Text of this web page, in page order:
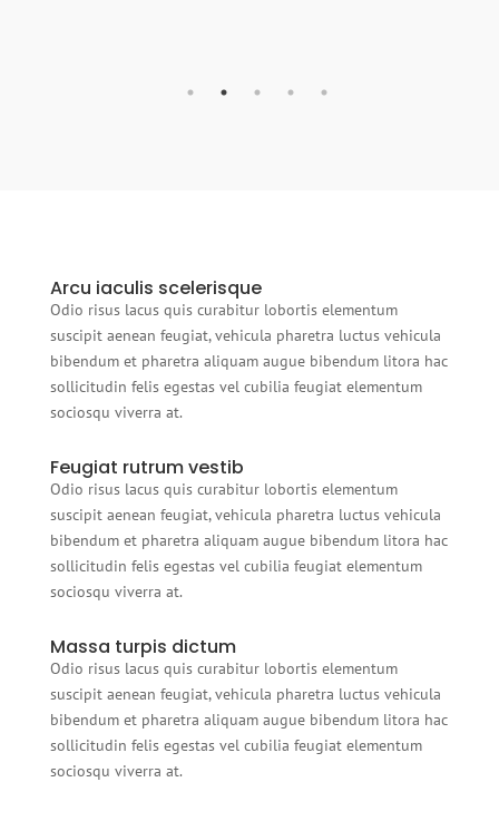
Arcu iaculis scelerisque
Odio risus lacus quis curabitur lobortis elementum
suscipit aenean feugiat, vehicula pharetra luctus vehicula
bibendum et pharetra aliquam augue bibendum litora hac
sollicitudin felis egestas vel cubilia feugiat elementum
sociosqu viverra at.
Feugiat rutrum vestib
Odio risus lacus quis curabitur lobortis elementum
suscipit aenean feugiat, vehicula pharetra luctus vehicula
bibendum et pharetra aliquam augue bibendum litora hac
sollicitudin felis egestas vel cubilia feugiat elementum
sociosqu viverra at.
Massa turpis dictum
Odio risus lacus quis curabitur lobortis elementum
suscipit aenean feugiat, vehicula pharetra luctus vehicula
bibendum et pharetra aliquam augue bibendum litora hac
sollicitudin felis egestas vel cubilia feugiat elementum
sociosqu viverra at.